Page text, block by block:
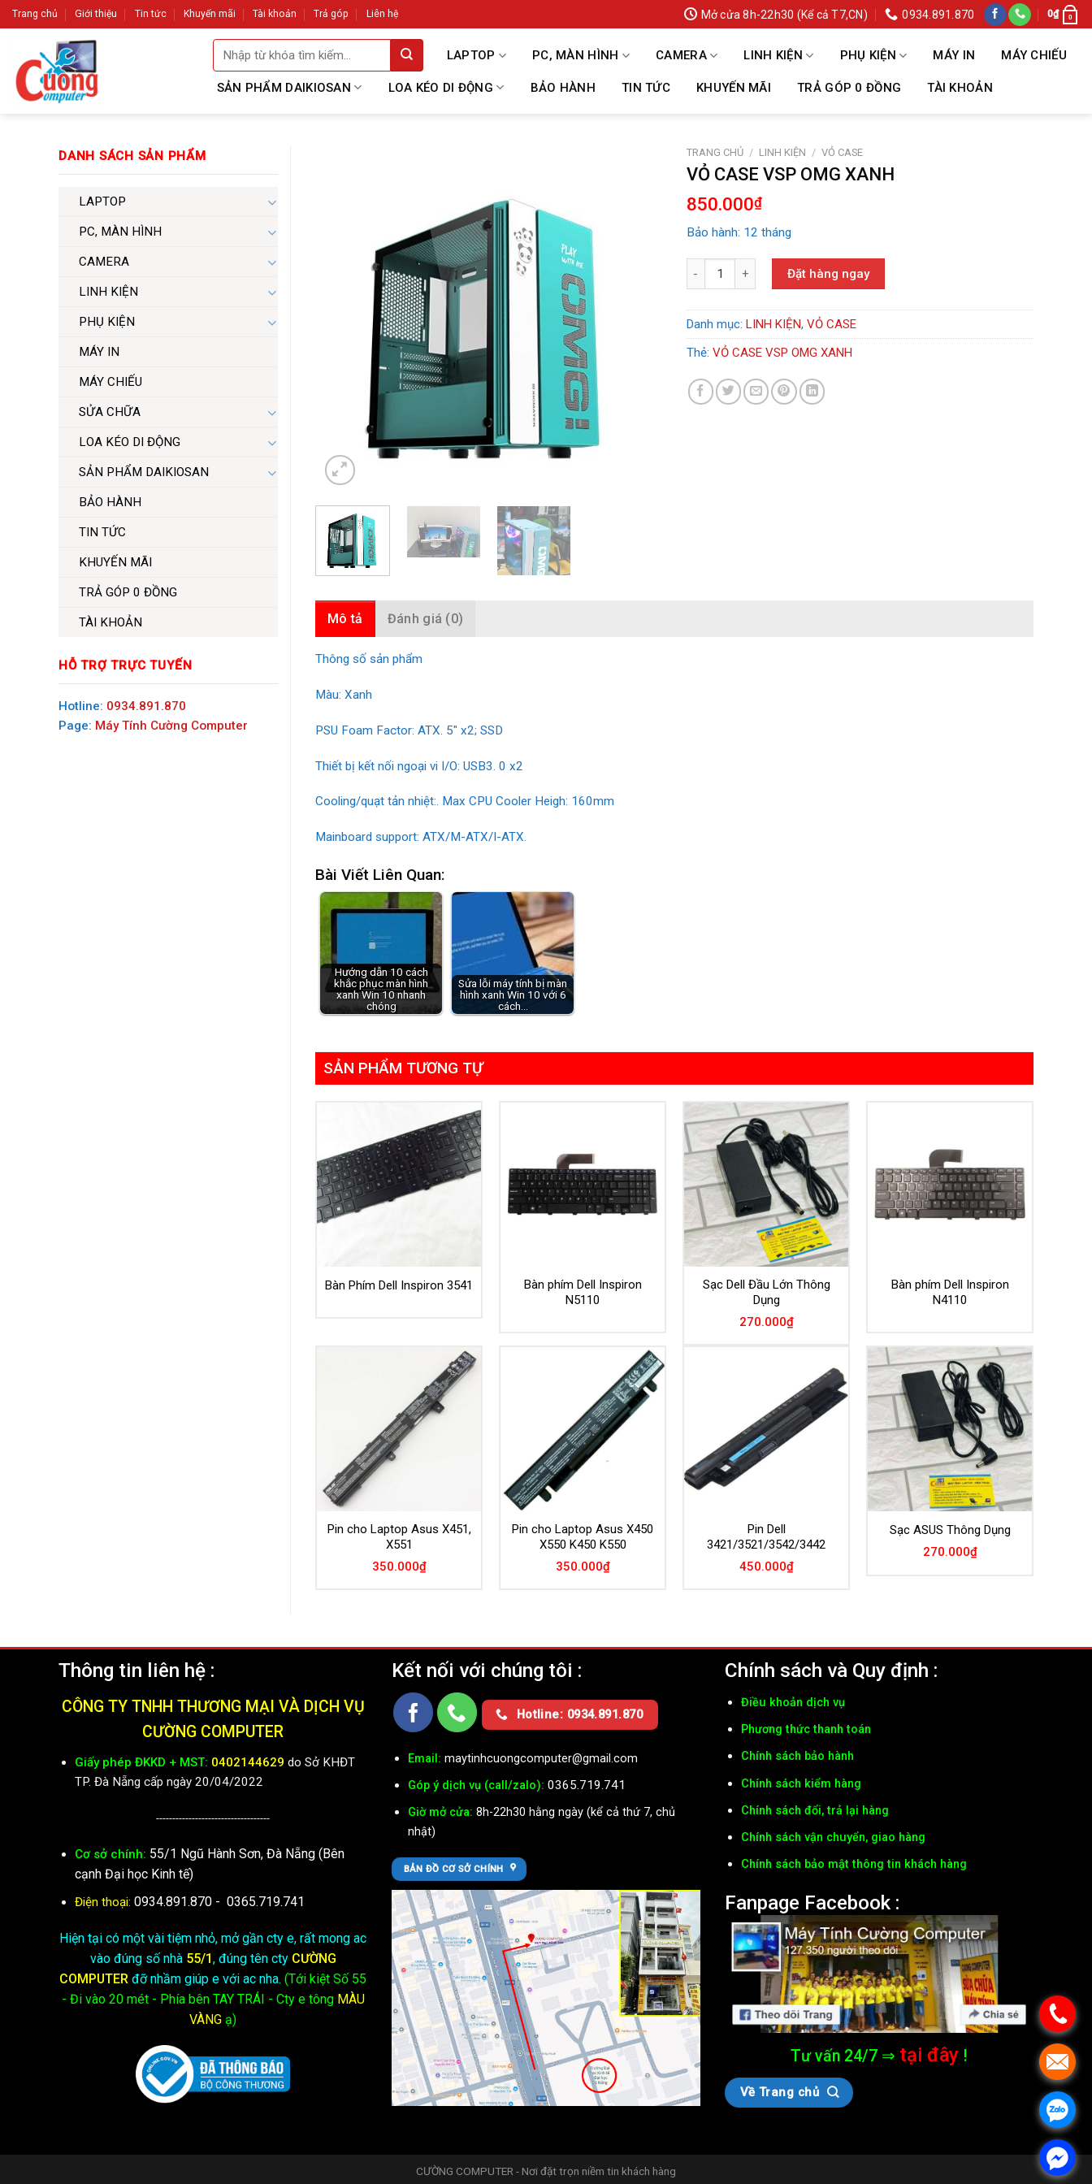
Skip
to
Trang chủ Giới thiệu Tin tức Khuyến mãi Tài khoản Trả góp Liên hệ Mở cửa 8h-22h30 (Kể cả T7,CN) 0934.891.870 0₫ 0
Tìm
kiếm:
LAPTOP PC, MÀN HÌNH CAMERA LINH KIỆN PHỤ KIỆN MÁY IN MÁY CHIẾU
SẢN PHẨM DAIKIOSAN LOA KÉO DI ĐỘNG BẢO HÀNH TIN TỨC KHUYẾN MÃI TRẢ GÓP 0 ĐỒNG TÀI KHOẢN
DANH SÁCH SẢN PHẨM
LAPTOP
PC, MÀN HÌNH
CAMERA
LINH KIỆN
PHỤ KIỆN
MÁY IN
MÁY CHIẾU
SỬA CHỮA
LOA KÉO DI ĐỘNG
SẢN PHẨM DAIKIOSAN
BẢO HÀNH
TIN TỨC
KHUYẾN MÃI
TRẢ GÓP 0 ĐỒNG
TÀI KHOẢN
HỖ TRỢ TRỰC TUYẾN
Hotline: 0934.891.870
Page: Máy Tính Cường Computer
TRANG CHỦ / LINH KIỆN / VỎ CASE
VỎ CASE VSP OMG XANH
850.000₫
Bảo hành: 12 tháng
VỎ CASE VSP OMG XANH số lượng
Đặt hàng ngay
Danh mục: LINH KIỆN, VỎ CASE
Thẻ: VỎ CASE VSP OMG XANH
Mô tả Đánh giá (0)
Thông số sản phẩm
Màu: Xanh
PSU Foam Factor: ATX. 5″ x2; SSD
Thiết bị kết nối ngoại vi I/O: USB3. 0 x2
Cooling/quạt tản nhiệt:. Max CPU Cooler Heigh: 160mm
Mainboard support: ATX/M-ATX/I-ATX.
Bài Viết Liên Quan:
Hướng dẫn 10 cách
khắc phục màn hình
xanh Win 10 nhanh
chóng
Sửa lỗi máy tính bị màn
hình xanh Win 10 với 6
cách…
SẢN PHẨM TƯƠNG TỰ
Bàn Phím Dell Inspiron 3541
Bàn phím Dell Inspiron
N5110
Sạc Dell Đầu Lớn Thông
Dụng
270.000₫
Bàn phím Dell Inspiron
N4110
Pin cho Laptop Asus X451,
X551
350.000₫
Pin cho Laptop Asus X450
X550 K450 K550
350.000₫
Pin Dell
3421/3521/3542/3442
450.000₫
Sạc ASUS Thông Dụng
270.000₫
Thông tin liên hệ :
CÔNG TY TNHH THƯƠNG MẠI VÀ DỊCH VỤ
CƯỜNG COMPUTER
Giấy phép ĐKKD + MST: 0402144629 do Sở KHĐT
TP. Đà Nẵng cấp ngày 20/04/2022
-----------------------------------
Cơ sở chính: 55/1 Ngũ Hành Sơn, Đà Nẵng (Bên
cạnh Đại học Kinh tế)
Điện thoại: 0934.891.870 - 0365.719.741
Hiện tại có một vài tiệm nhỏ, mở gần cty e, rất mong ac
vào đúng số nhà 55/1, đúng tên cty CƯỜNG
COMPUTER đỡ nhầm giúp e với ac nha. (Tới kiệt Số 55
- Đi vào 20 mét - Phía bên TAY TRÁI - Cty e tôngMÀU
VÀNG ạ)
Kết nối với chúng tôi :
Hotline: 0934.891.870
Email: maytinhcuongcomputer@gmail.com
Góp ý dịch vụ (call/zalo): 0365.719.741
Giờ mở cửa: 8h-22h30 hằng ngày (kể cả thứ 7, chủ
nhật)
BẢN ĐỒ CƠ SỞ CHÍNH
Chính sách và Quy định :
Điều khoản dịch vụ
Phương thức thanh toán
Chính sách bảo hành
Chính sách kiểm hàng
Chính sách đổi, trả lại hàng
Chính sách vận chuyển, giao hàng
Chính sách bảo mật thông tin khách hàng
Fanpage Facebook :
Tư vấn 24/7 ⇒ tại đây !
Về Trang chủ
CƯỜNG COMPUTER - Nơi đặt trọn niềm tin khách hàng